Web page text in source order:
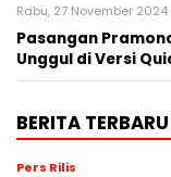
Rabu, 27 November 2024
Pasangan
Unggul di Versi
BERITA TERBARU
Pers Rilis